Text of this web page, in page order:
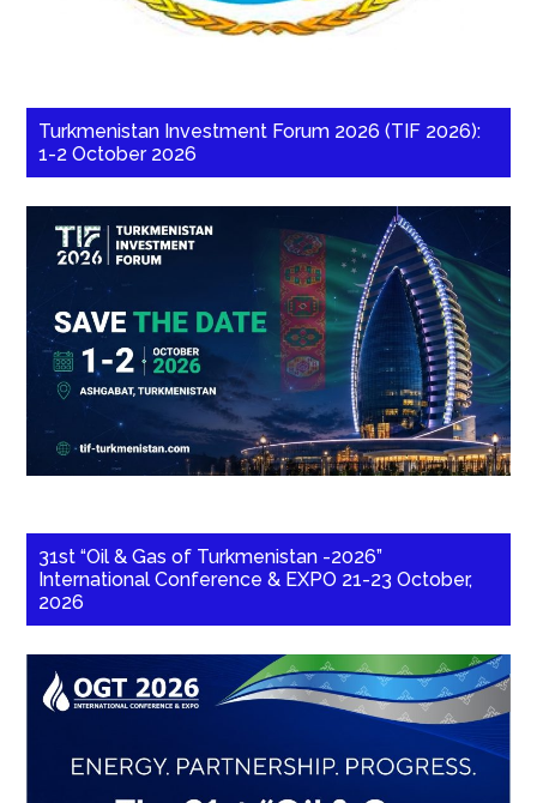
Turkmenistan Investment Forum 2026 (TIF 2026):
1-2 October 2026
31st “Oil & Gas of Turkmenistan -2026”
International Conference & EXPO 21-23 October,
2026